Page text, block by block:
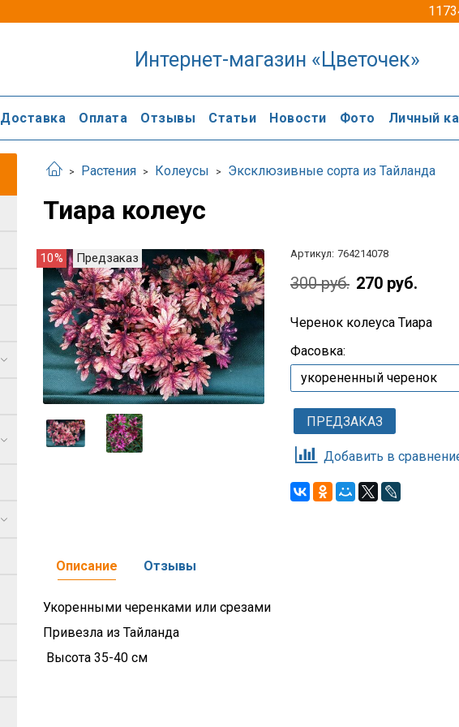
Интернет-магазин «Цветочек»
Доставка Оплата Отзывы Статьи Новости Фото Личный
Растения Колеусы Эксклюзивные сорта из Тайланда
Тиара колеус
10% Предзаказ Артикул: 764214078
300 руб. 270 руб.
Черенок колеуса Тиара
Фасовка:
ПРЕДЗАКАЗ
Добавить в
Описание
Укоренными черенками или срезами
Привезла из Тайланда
Высота 35-40 см
Отзывы